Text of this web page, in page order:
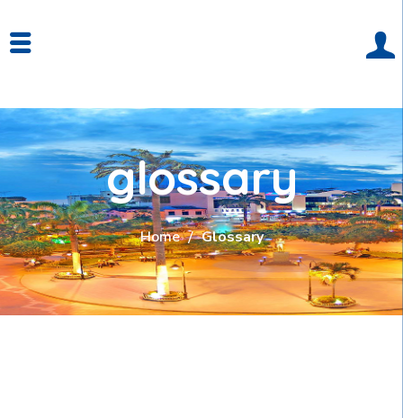
glossary
Home Glossary